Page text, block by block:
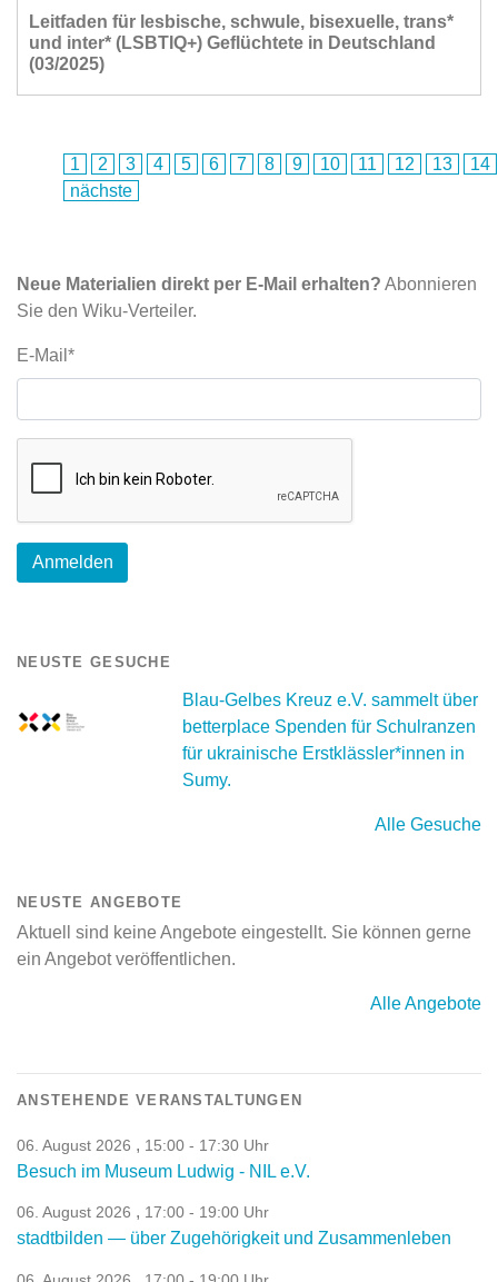
Leitfaden für lesbische, schwule, bisexuelle, trans*
und inter* (LSBTIQ+) Geflüchtete in Deutschland
(03/2025)
1 2 3 4 5 6 7 8 9 10 11 12 13
14
nächste
Neue Materialien direkt per E-Mail erhalten? Abonnieren
Sie den Wiku-Verteiler.
E-Mail*
NEUSTE GESUCHE
Blau-Gelbes Kreuz e.V. sammelt über
betterplace Spenden für Schulranzen
für ukrainische Erstklässler*innen in
Sumy.
Alle Gesuche
NEUSTE ANGEBOTE
Aktuell sind keine Angebote eingestellt. Sie können gerne
ein Angebot veröffentlichen.
Alle Angebote
ANSTEHENDE VERANSTALTUNGEN
06. August 2026 , 15:00 - 17:30 Uhr
Besuch im Museum Ludwig - NIL e.V.
06. August 2026 , 17:00 - 19:00 Uhr
stadtbilden — über Zugehörigkeit und Zusammenleben